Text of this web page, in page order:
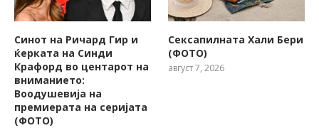
Синот на Ричард Гир и
ќерката на Синди
Крафорд во центарот на
вниманието:
Воодушевија на
премиерата на серијата
(ФОТО)
Сексапилната Хали Бери
(ФОТО)
август 7, 2026